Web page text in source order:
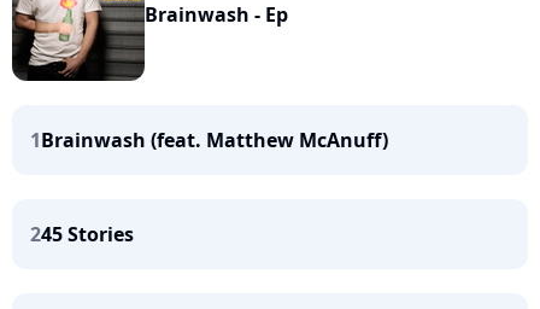
Brainwash - Ep
1Brainwash (feat. Matthew McAnuff)
245 Stories